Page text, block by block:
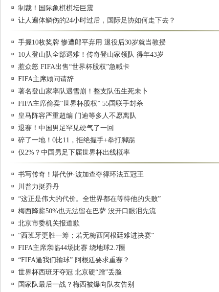
制裁！国际象棋棋坛巨震
让人遍体鳞伤的24小时过后，国际足协如何走下去？
手握10枚奖牌 惨遭郎平弃用 退役后30岁就当教授
10人登山队全部遇难！传奇登山家领队 得年43岁
惹众怒 FIFA出售“世界杯股权”急喊卡
FIFA主席顾问请辞
著名登山家率队遇雪崩！整支队伍生死未卜
FIFA主席偷卖“世界杯股权” 55国联手封杀
皇马阵容严重超编 门迪等多人不愿离队
退赛！中国男足罕见硬气了一回
碎了一地！0比11，拒绝握手+拳打脚踢
仅2%？中国男足下届世界杯出线概率
书写传奇！塔代伊·波加查夺得环法五冠王
川普力挺乔丹
“这正是伟大的代价。全世界都在等待他的失败”
梅西降薪50%也无法留在巴萨 没开口眼泪先流
北京市委机关报道歉
“西班牙更胜一筹；若无梅西阿根廷难进决赛”
FIFA主席亲临44场比赛 绕地球2.7圈
“FIFA逼我们输球” 阿根廷要求重赛？
世界杯西班牙夺冠 北京硬“蹭”丢脸
国家队最后一战？梅西被爆向队友告别